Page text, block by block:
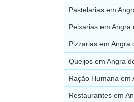
Pastelarias em
Peixarias em Angra
Pizzarias em Angra
Queijos em Angra
Ração Humana em
Restaurantes em